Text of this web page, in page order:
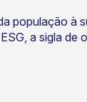
população à
a sigla de